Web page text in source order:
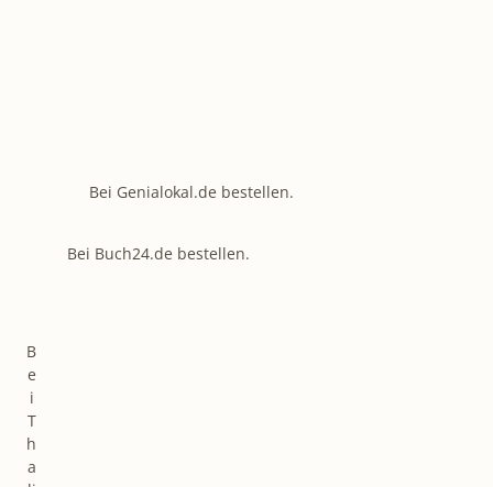
Bei Genialokal.de bestellen.
Bei Buch24.de bestellen.
B
e
i
T
h
a